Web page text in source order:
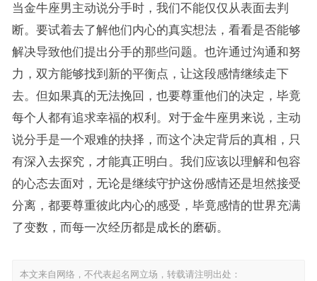
当金牛座男主动说分手时，我们不能仅仅从表面去判
断。要试着去了解他们内心的真实想法，看看是否能够
解决导致他们提出分手的那些问题。也许通过沟通和努
力，双方能够找到新的平衡点，让这段感情继续走下
去。但如果真的无法挽回，也要尊重他们的决定，毕竟
每个人都有追求幸福的权利。对于金牛座男来说，主动
说分手是一个艰难的抉择，而这个决定背后的真相，只
有深入去探究，才能真正明白。我们应该以理解和包容
的心态去面对，无论是继续守护这份感情还是坦然接受
分离，都要尊重彼此内心的感受，毕竟感情的世界充满
了变数，而每一次经历都是成长的磨砺。
本文来自网络，不代表起名网立场，转载请注明出处：